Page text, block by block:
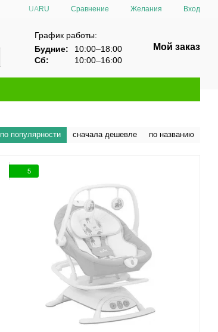
UARU Сравнение Желания Вход
График работы:
Будние:
10:00–18:00
Сб:
10:00–16:00
Мой заказ
по популярности сначала дешевле по названию
5